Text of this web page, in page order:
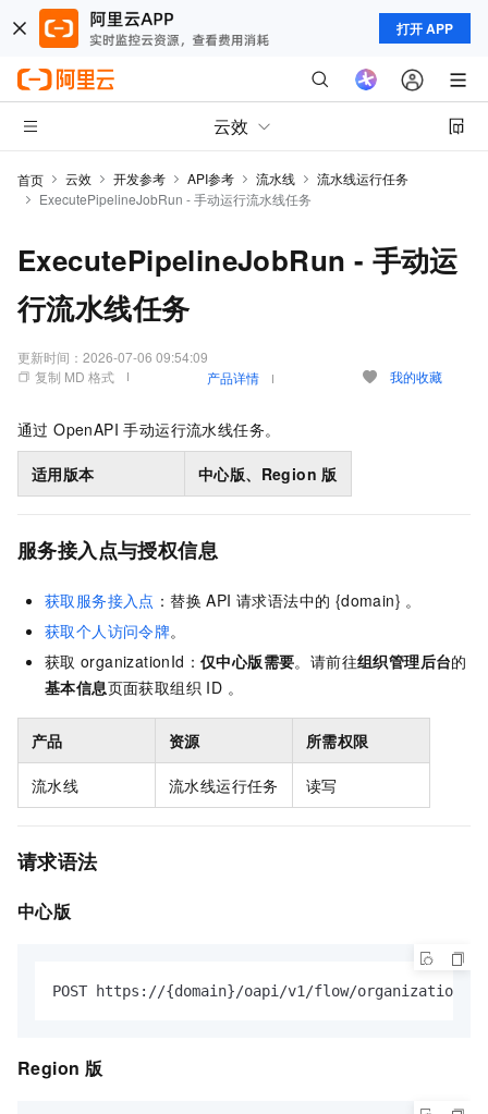
打开 APP
云效
首页 云效 开发参考 API参考 流水线
流水线运行任务
ExecutePipelineJobRun - 手动运行流水线任务
ExecutePipelineJobRun - 手动运
行流水线任务
更新时间： 2026-07-06 09:54:09
复制 MD 格式
产品详情 我的收藏
通过 OpenAPI 手动运行流水线任务。
适用版本 中心版、Region 版
服务接入点与授权信息
获取服务接入点 ：替换 API 请求语法中的 {domain} 。
获取个人访问令牌。
获取 organizationId： 仅中心版需要。请前往组织管理后台的
基本信息页面获取组织 ID 。
产品 资源 所需权限
流水线 流水线运行任务 读写
请求语法
中心版
POST https://{domain}/oapi/v1/flow/
Region 版